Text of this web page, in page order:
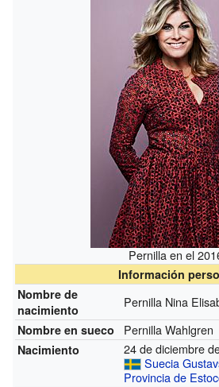
Pernilla en el
Información
Nombre de
nacimiento
Pernilla Nina
Nombre en sueco Pernilla Wahlgren
Nacimiento
24 de diciembre
Suecia
Provincia de